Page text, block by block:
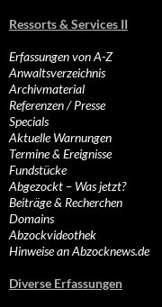
Ressorts & Services II
Erfassungen von A-Z
Anwaltsverzeichnis
Archivmaterial
Referenzen / Presse
Specials
Aktuelle Warnungen
Termine & Ereignisse
Fundstücke
Abgezockt – Was jetzt?
Beiträge & Recherchen
Domains
Abzockvideothek
Hinweise an Abzocknews.de
Diverse Erfassungen